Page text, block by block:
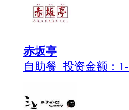
赤坂亭
自助餐 投资金额：